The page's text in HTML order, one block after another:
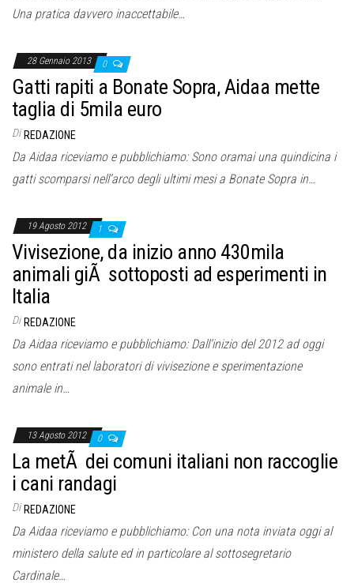
Una pratica davvero inaccettabile…
28 Gennaio 2013 0
Gatti rapiti a Bonate Sopra, Aidaa mette
taglia di 5mila euro
Di REDAZIONE
Da Aidaa riceviamo e pubblichiamo: Sono oramai una quindicina i
gatti scomparsi nell’arco degli ultimi mesi a Bonate Sopra in…
19 Agosto 2012 1
Vivisezione, da inizio anno 430mila
animali giÃ sottoposti ad esperimenti in
Italia
Di REDAZIONE
Da Aidaa riceviamo e pubblichiamo: Dall’inizio del 2012 ad oggi
sono entrati nel laboratori di vivisezione e sperimentazione
animale in…
13 Agosto 2012 0
La metÃ dei comuni italiani non raccoglie
i cani randagi
Di REDAZIONE
Da Aidaa riceviamo e pubblichiamo: Con una nota inviata oggi al
ministero della salute ed in particolare al sottosegretario
Cardinale…